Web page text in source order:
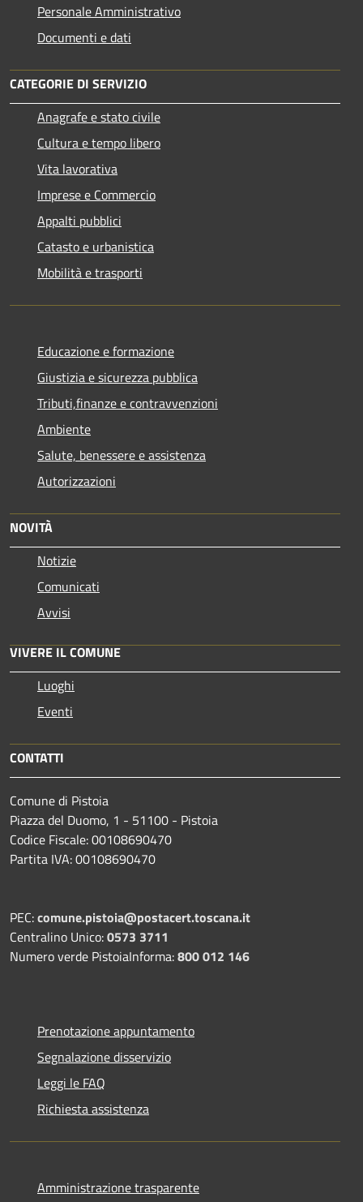
Personale Amministrativo
Documenti e dati
CATEGORIE DI SERVIZIO
Anagrafe e stato civile
Cultura e tempo libero
Vita lavorativa
Imprese e Commercio
Appalti pubblici
Catasto e urbanistica
Mobilità e trasporti
Educazione e formazione
Giustizia e sicurezza pubblica
Tributi,finanze e contravvenzioni
Ambiente
Salute, benessere e assistenza
Autorizzazioni
NOVITÀ
Notizie
Comunicati
Avvisi
VIVERE IL COMUNE
Luoghi
Eventi
CONTATTI
Comune di Pistoia
Piazza del Duomo, 1 - 51100 - Pistoia
Codice Fiscale: 00108690470
Partita IVA: 00108690470
PEC:comune.pistoia@postacert.toscana.it
Centralino Unico:0573 3711
Numero verde PistoiaInforma:800 012 146
Prenotazione appuntamento
Segnalazione disservizio
Leggi le FAQ
Richiesta assistenza
Amministrazione trasparente